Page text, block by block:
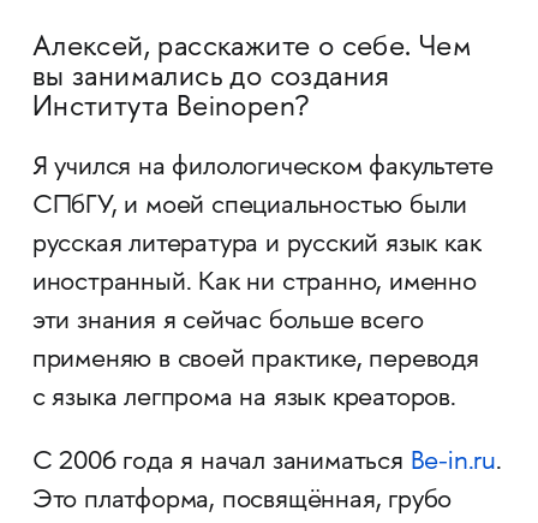
Алексей, расскажите о себе. Чем
вы занимались до создания
Института Beinopen?
Я учился на филологическом факультете
СПбГУ, и моей специальностью были
русская литература и русский язык как
иностранный. Как ни странно, именно
эти знания я сейчас больше всего
применяю в своей практике, переводя
с языка легпрома на язык креаторов.
С 2006 года я начал заниматься Be-in.ru.
Это платформа, посвящённая, грубо